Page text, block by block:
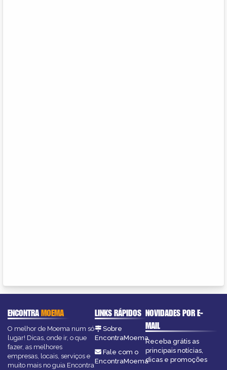
ENCONTRAMOEMA
O melhor de Moema num só
lugar! Dicas, onde ir, o que
fazer, as melhores
empresas, locais, serviços e
muito mais no guia Encontra
LINKS RÁPIDOS
Sobre
EncontraMoema
Fale com o
EncontraMoema
NOVIDADES POR E-
MAIL
Receba grátis as
principais notícias,
dicas e promoções